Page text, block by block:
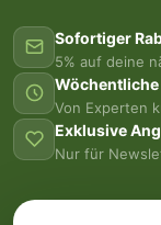
Sofortiger
5% auf deine
Von Experten
Exklusive
Nur für